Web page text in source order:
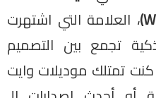
، العلامة التي اشتهرت
تجمع بين التصميم
تمتلك موديلات وايت